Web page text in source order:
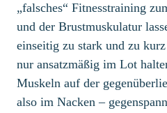
„falsches“ Fitnesstraining
und der Brustmuskulatur
einseitig zu stark und zu
nur ansatzmäßig im Lot
Muskeln auf der
also im Nacken –